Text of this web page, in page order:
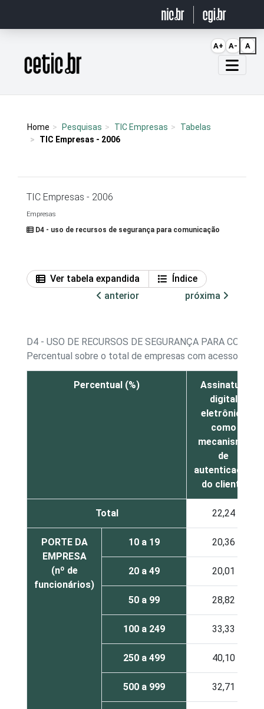
Página inicial
Home Pesquisas TIC Empresas
Tabelas
TIC Empresas - 2006
TIC Empresas - 2006
Empresas
D4 - uso de recursos de segurança para comunicação
Ver tabela expandida
Índice
anterior
próxima
D4 - USO DE RECURSOS DE SEGURANÇA PARA
Percentual sobre o total de empresas com acesso à
Percentual (%)
Assinatura
digital
eletrônica
como
mecanismo
de
autenticação
do cliente
Total 22,24
PORTE DA
EMPRESA
(nº de
funcionários)
10 a 19 20,36
20 a 49 20,01
50 a 99 28,82
100 a 249 33,33
250 a 499 40,10
500 a 999 32,71
A+ A- A